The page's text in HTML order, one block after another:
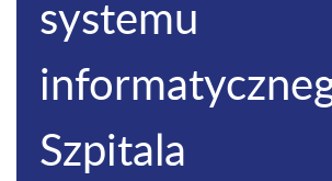
systemu
Szpitala